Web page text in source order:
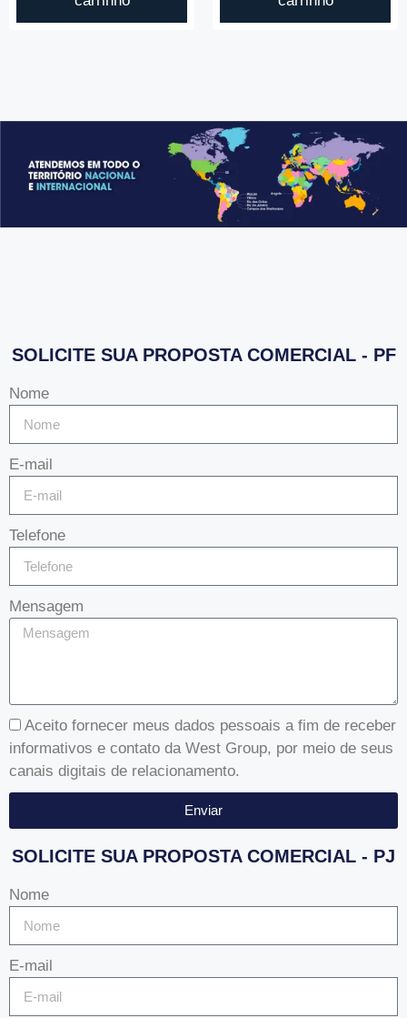
SOLICITE SUA PROPOSTA COMERCIAL - PF
Nome
E-mail
Telefone
Mensagem
Aceito fornecer meus dados pessoais a fim de receber
informativos e contato da West Group, por meio de seus
canais digitais de relacionamento.
Enviar
SOLICITE SUA PROPOSTA COMERCIAL - PJ
Nome
E-mail